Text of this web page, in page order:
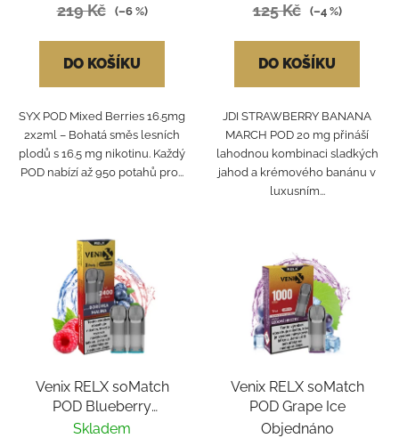
219 Kč (–6 %)
DO KOŠÍKU
SYX POD Mixed Berries 16.5mg
2x2ml – Bohatá směs lesních
plodů s 16.5 mg nikotinu. Každý
POD nabízí až 950 potahů pro...
125 Kč (–4 %)
DO KOŠÍKU
JDI STRAWBERRY BANANA
MARCH POD 20 mg přináší
lahodnou kombinaci sladkých
jahod a krémového banánu v
luxusním...
Venix RELX soMatch
POD Blueberry
Raspberry 2ks
Skladem
Venix RELX soMatch
POD Grape Ice
Objednáno